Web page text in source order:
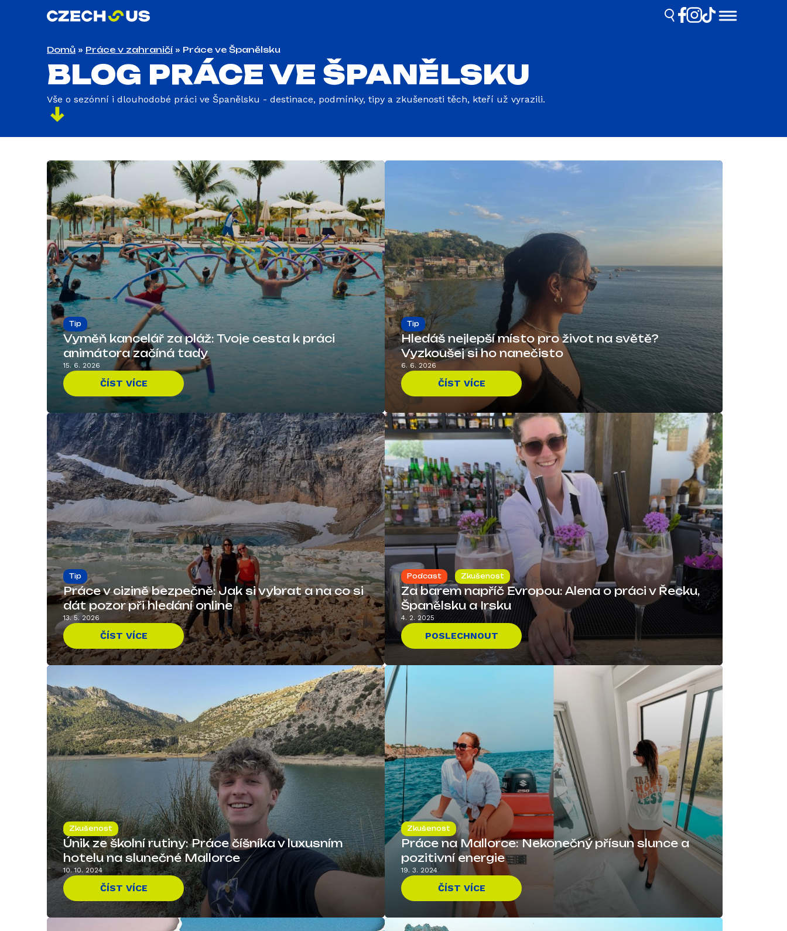
Domů » Práce v zahraničí» Práce ve Španělsku
BLOG PRÁCE VE ŠPANĚLSKU
Vše o sezónní i dlouhodobé práci ve Španělsku - destinace, podmínky, tipy a zkušenosti těch, kteří už vyrazili.
Tip
Vyměň kancelář za pláž: Tvoje cesta k práci
animátora začíná tady
15. 6. 2026
ČÍST VÍCE
Tip
Hledáš nejlepší místo pro život na světě?
Vyzkoušej si ho nanečisto
6. 6. 2026
ČÍST VÍCE
Tip
Práce v cizině bezpečně: Jak si vybrat a na co si
dát pozor při hledání online
13. 5. 2026
ČÍST VÍCE
Podcast Zkušenost
Za barem napříč Evropou: Alena o práci v Řecku,
Španělsku a Irsku
4. 2. 2025
POSLECHNOUT
Zkušenost
Únik ze školní rutiny: Práce číšníka v luxusním
hotelu na slunečné Mallorce
10. 10. 2024
ČÍST VÍCE
Zkušenost
Práce na Mallorce: Nekonečný přísun slunce a
pozitivní energie
19. 3. 2024
ČÍST VÍCE